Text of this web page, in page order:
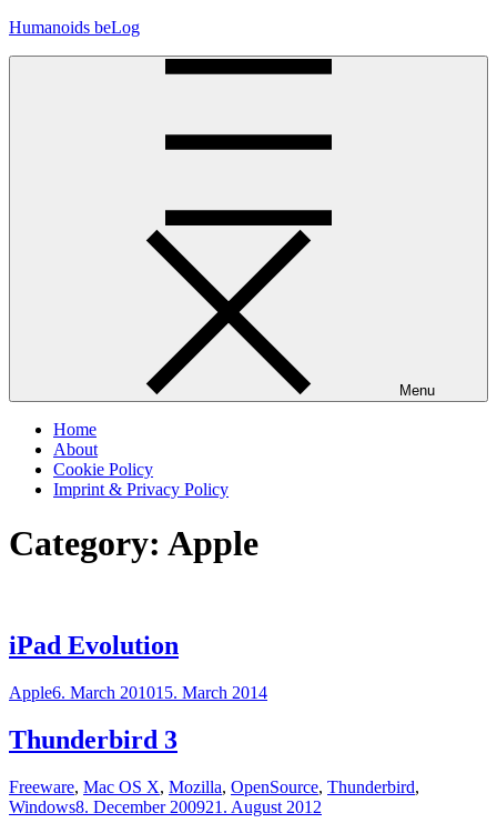
Skip
Humanoids beLog
Menu
Home
About
Cookie Policy
Imprint & Privacy Policy
Category: Apple
iPad Evolution
Apple6. March 201015. March 2014
Thunderbird 3
Freeware, Mac OS X, Mozilla, OpenSource, Thunderbird,
Windows8. December 200921. August 2012